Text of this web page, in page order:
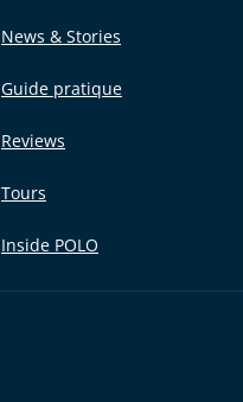
News & Stories
Guide pratique
Reviews
Tours
Inside POLO